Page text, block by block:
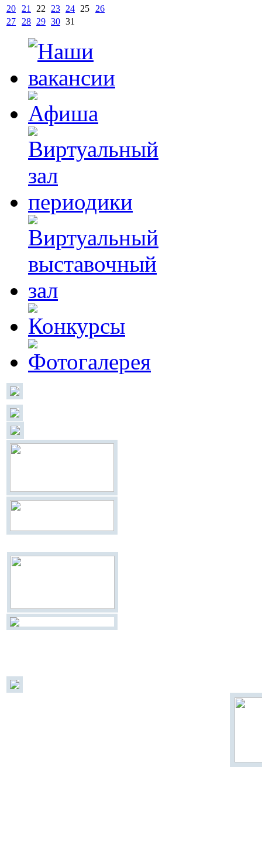
20
21 22 23 24 25
26
27
28 29 30 31